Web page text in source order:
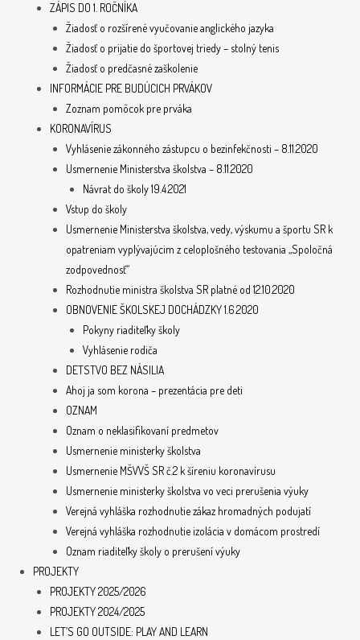
ZÁPIS DO 1. ROČNÍKA
Žiadosť o rozšírené vyučovanie anglického jazyka
Žiadosť o prijatie do športovej triedy – stolný tenis
Žiadosť o predčasné zaškolenie
INFORMÁCIE PRE BUDÚCICH PRVÁKOV
Zoznam pomôcok pre prváka
KORONAVÍRUS
Vyhlásenie zákonného zástupcu o bezinfekčnosti – 8.11.2020
Usmernenie Ministerstva školstva – 8.11.2020
Návrat do školy 19.4.2021
Vstup do školy
Usmernenie Ministerstva školstva, vedy, výskumu a športu SR k
opatreniam vyplývajúcim z celoplošného testovania „Spoločná
zodpovednosť“
Rozhodnutie ministra školstva SR platné od 12.10.2020
OBNOVENIE ŠKOLSKEJ DOCHÁDZKY 1.6.2020
Pokyny riaditeľky školy
Vyhlásenie rodiča
DETSTVO BEZ NÁSILIA
Ahoj ja som korona – prezentácia pre deti
OZNAM
Oznam o neklasifikovaní predmetov
Usmernenie ministerky školstva
Usmernenie MŠVVŠ SR č.2 k šíreniu koronavírusu
Usmernenie ministerky školstva vo veci prerušenia výuky
Verejná vyhláška rozhodnutie zákaz hromadných podujatí
Verejná vyhláška rozhodnutie izolácia v domácom prostredí
Oznam riaditeľky školy o prerušení výuky
PROJEKTY
PROJEKTY 2025/2026
PROJEKTY 2024/2025
LET’S GO OUTSIDE: PLAY AND LEARN